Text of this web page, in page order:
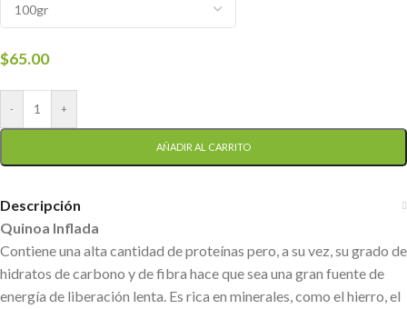
$65.00
- +
AÑADIR AL CARRITO
Descripción
Quinoa Inflada
Contiene una alta cantidad de proteínas pero, a su vez, su grado de
hidratos de carbono y de fibra hace que sea una gran fuente de
energía de liberación lenta. Es rica en minerales, como el hierro, el